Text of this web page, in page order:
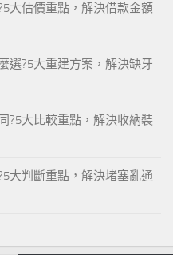
大估價重點，解決借款金額
選?5大重建方案，解決缺牙
?5大比較重點，解決收納裝
大判斷重點，解決堵塞亂通